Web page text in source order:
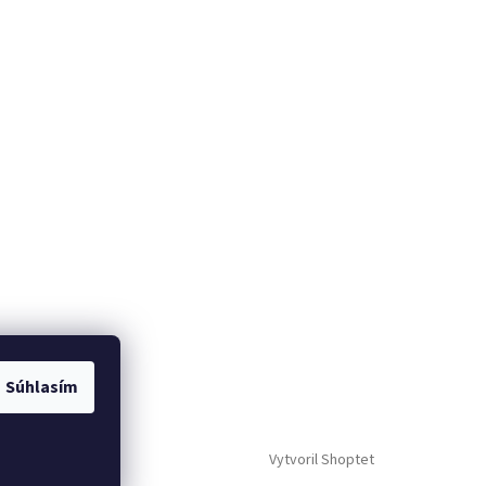
Súhlasím
Vytvoril Shoptet